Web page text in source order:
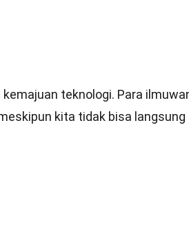
teknologi. Para
kita tidak bisa langsung